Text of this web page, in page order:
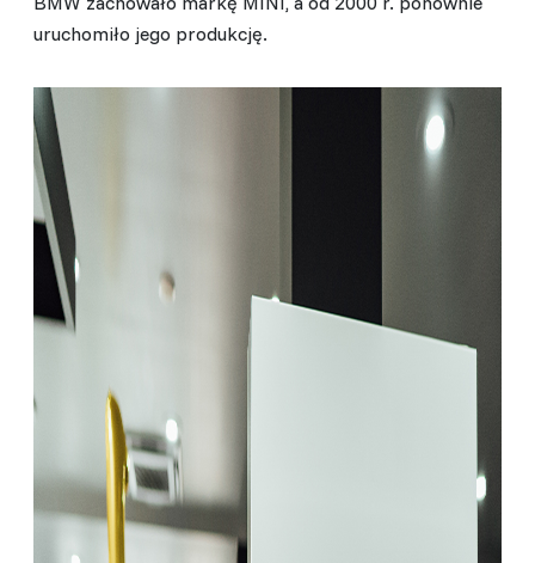
uruchomiło jego produkcję.